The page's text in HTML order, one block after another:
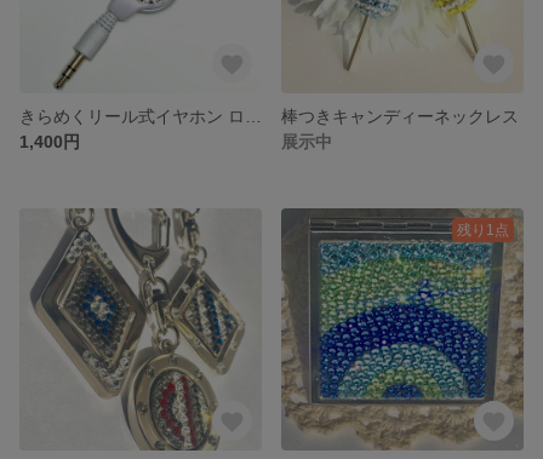
1,400円
棒つきキャンディーネックレス
展示中
残り1点